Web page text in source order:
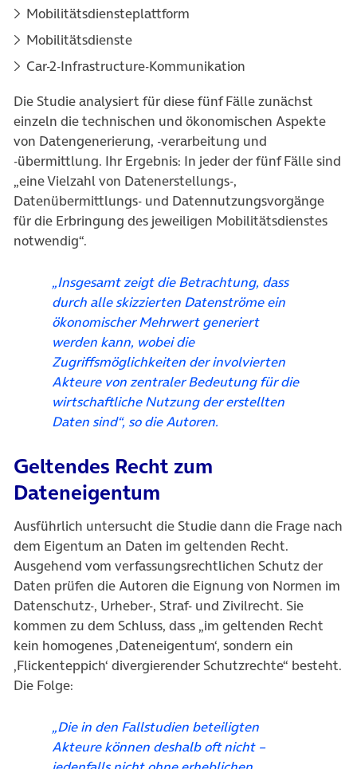
Mobilitätsdiensteplattform
Mobilitätsdienste
Car-2-Infrastructure-Kommunikation
Die Studie analysiert für diese fünf Fälle zunächst
einzeln die technischen und ökonomischen Aspekte
von Datengenerierung, -verarbeitung und
-übermittlung. Ihr Ergebnis: In jeder der fünf Fälle sind
„eine Vielzahl von Datenerstellungs-,
Datenübermittlungs- und Datennutzungsvorgänge
für die Erbringung des jeweiligen Mobilitätsdienstes
notwendig“.
„Insgesamt zeigt die Betrachtung, dass
durch alle skizzierten Datenströme ein
ökonomischer Mehrwert generiert
werden kann, wobei die
Zugriffsmöglichkeiten der involvierten
Akteure von zentraler Bedeutung für die
wirtschaftliche Nutzung der erstellten
Daten sind“, so die Autoren.
Geltendes Recht zum
Dateneigentum
Ausführlich untersucht die Studie dann die Frage nach
dem Eigentum an Daten im geltenden Recht.
Ausgehend vom verfassungsrechtlichen Schutz der
Daten prüfen die Autoren die Eignung von Normen im
Datenschutz-, Urheber-, Straf- und Zivilrecht. Sie
kommen zu dem Schluss, dass „im geltenden Recht
kein homogenes ‚Dateneigentum‘, sondern ein
‚Flickenteppich‘ divergierender Schutzrechte“ besteht.
Die Folge:
„Die in den Fallstudien beteiligten
Akteure können deshalb oft nicht –